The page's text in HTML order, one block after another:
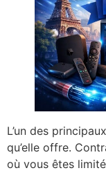
L’un des
qu’elle offre.
où vous êtes